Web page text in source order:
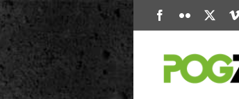
Passer
au
Facebook
Flickr